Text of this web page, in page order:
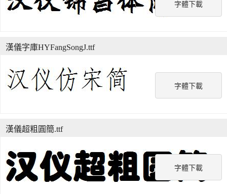
字體下載
字體下載
漢儀字庫HYFangSongJ.ttf
字體下載
漢儀超粗圓簡.ttf